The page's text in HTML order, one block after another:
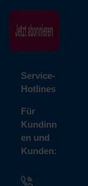
Service-
Hotlines
Für
Kundinn
en und
Kunden: